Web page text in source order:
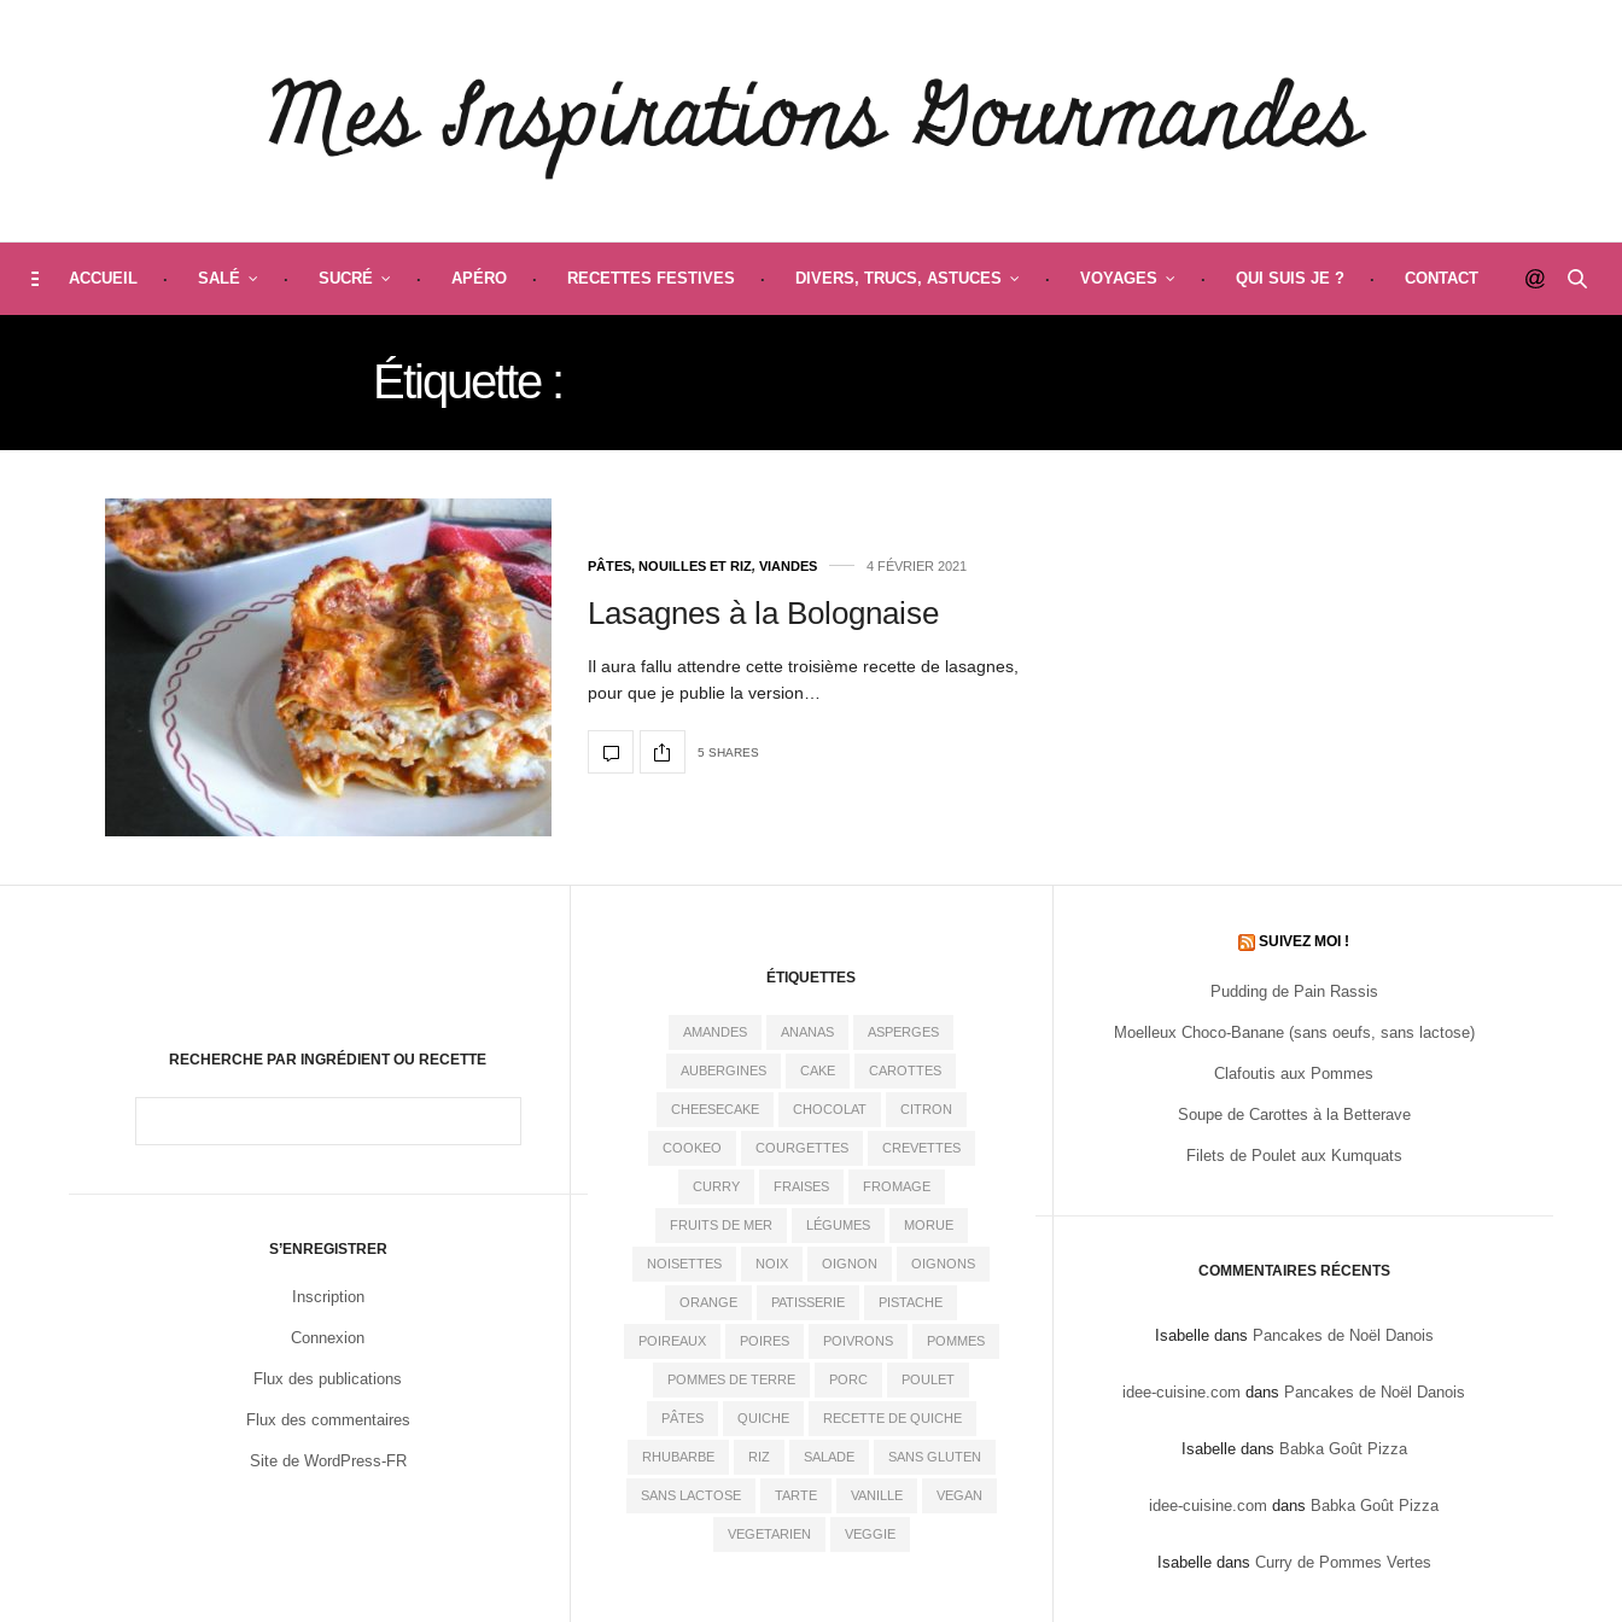
ACCUEIL SALÉ SUCRÉ APÉRO RECETTES FESTIVES DIVERS, TRUCS, ASTUCES VOYAGES QUI SUIS JE ? CONTACT
Étiquette :
PÂTES, NOUILLES ET RIZ, VIANDES 4 FÉVRIER 2021
Lasagnes à la Bolognaise
Il aura fallu attendre cette troisième recette de lasagnes,
pour que je publie la version…
5 SHARES
RECHERCHE PAR INGRÉDIENT OU RECETTE
S’ENREGISTRER
Inscription
Connexion
Flux des publications
Flux des commentaires
Site de WordPress-FR
ÉTIQUETTES
AMANDES ANANAS ASPERGES
AUBERGINES CAKE CAROTTES
CHEESECAKE CHOCOLAT CITRON
COOKEO COURGETTES CREVETTES
CURRY FRAISES FROMAGE
FRUITS DE MER LÉGUMES MORUE
NOISETTES NOIX OIGNON OIGNONS
ORANGE PATISSERIE PISTACHE
POIREAUX POIRES POIVRONS POMMES
POMMES DE TERRE PORC POULET
PÂTES QUICHE RECETTE DE QUICHE
RHUBARBE RIZ SALADE SANS GLUTEN
SANS LACTOSE TARTE VANILLE VEGAN
VEGETARIEN VEGGIE
SUIVEZ MOI !
Pudding de Pain Rassis
Moelleux Choco-Banane (sans oeufs, sans lactose)
Clafoutis aux Pommes
Soupe de Carottes à la Betterave
Filets de Poulet aux Kumquats
COMMENTAIRES RÉCENTS
Isabelledans Pancakes de Noël Danois
idee-cuisine.com dans Pancakes de Noël Danois
Isabelledans Babka Goût Pizza
idee-cuisine.com dans Babka Goût Pizza
Isabelledans Curry de Pommes Vertes